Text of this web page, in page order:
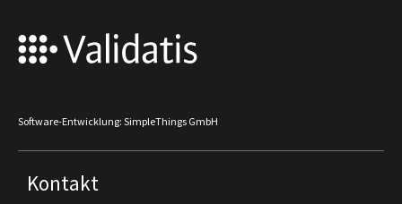
Software-Entwicklung: SimpleThings GmbH
Kontakt